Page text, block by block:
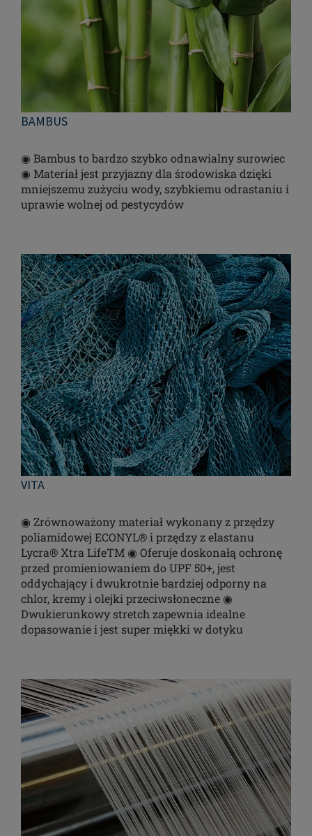
BAMBUS
◉ Bambus to bardzo szybko odnawialny surowiec
◉ Materiał jest przyjazny dla środowiska dzięki
mniejszemu zużyciu wody, szybkiemu odrastaniu i
uprawie wolnej od pestycydów
VITA
◉ Zrównoważony materiał wykonany z przędzy
poliamidowej ECONYL® i przędzy z elastanu
Lycra® Xtra LifeTM ◉ Oferuje doskonałą ochronę
przed promieniowaniem do UPF 50+, jest
oddychający i dwukrotnie bardziej odporny na
chlor, kremy i olejki przeciwsłoneczne ◉
Dwukierunkowy stretch zapewnia idealne
dopasowanie i jest super miękki w dotyku